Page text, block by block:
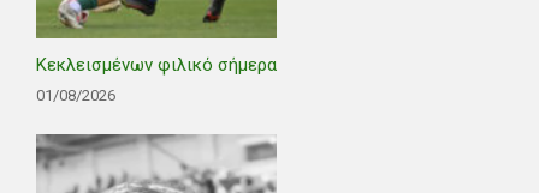
Κεκλεισμένων φιλικό σήμερα
01/08/2026